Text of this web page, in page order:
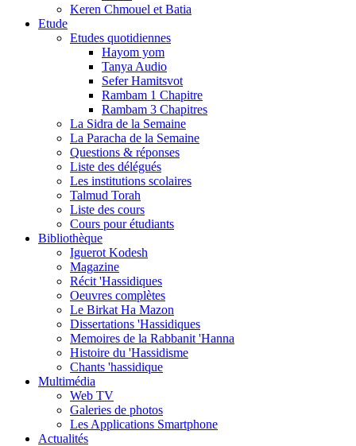
Keren Chmouel et Batia
Etude
Etudes quotidiennes
Hayom yom
Tanya Audio
Sefer Hamitsvot
Rambam 1 Chapitre
Rambam 3 Chapitres
La Sidra de la Semaine
La Paracha de la Semaine
Questions & réponses
Liste des délégués
Les institutions scolaires
Talmud Torah
Liste des cours
Cours pour étudiants
Bibliothèque
Iguerot Kodesh
Magazine
Récit 'Hassidiques
Oeuvres complètes
Le Birkat Ha Mazon
Dissertations 'Hassidiques
Memoires de la Rabbanit 'Hanna
Histoire du 'Hassidisme
Chants 'hassidique
Multimédia
Web TV
Galeries de photos
Les Applications Smartphone
Actualités